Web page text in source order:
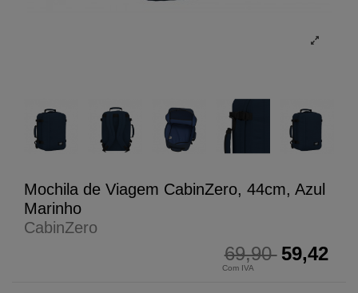
Mochila de Viagem CabinZero, 44cm, Azul
Marinho
CabinZero
69,90 59,42
Com IVA